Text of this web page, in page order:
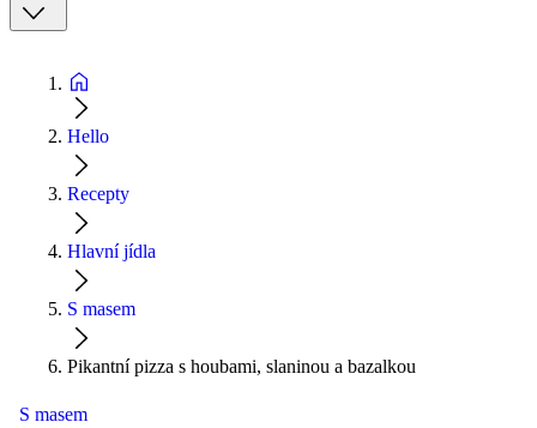
Hello
Recepty
Hlavní jídla
S masem
Pikantní pizza s houbami, slaninou a bazalkou
S masem